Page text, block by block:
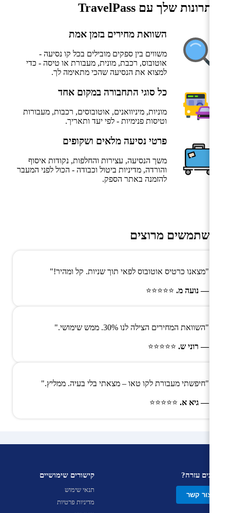
היתרונות שלך עם TravelPass
השוואת מחירים בזמן אמת
משווים בין ספקים מובילים בכל קו נסיעה -
אוטובוס, רכבת, מונית, מעבורת או טיסה - כדי
למצוא את הנסיעה שהכי מתאימה לך.
כל סוגי התחבורה במקום אחד
מוניות, מיניוואנים, אוטובוסים, רכבות, מעבורות
וטיסות פנימיות - לפי יעד ותאריך.
פרטי נסיעה מלאים ושקופים
משך הנסיעה, עצירות והחלפות, נקודות איסוף
והורדה, מדיניות ביטול וכבודה - הכול לפני המעבר
להזמנה באתר הספק.
משתמשים מרוצים
"מצאנו כרטיס אוטובוס לפאי תוך שניות. קל ומהיר!"
— נועה מ. ⭐⭐⭐⭐⭐
"השוואת המחירים הצילה לנו 30%. ממש שימושי."
— רוני ש. ⭐⭐⭐⭐⭐
"חיפשתי מעבורת לקו טאו – מצאתי בלי בעיה. ממליץ."
— גיא א. ⭐⭐⭐⭐⭐
צריכים עזרה?
צור קשר
קישורים שימושיים
תנאי שימוש
מדיניות פרטיות